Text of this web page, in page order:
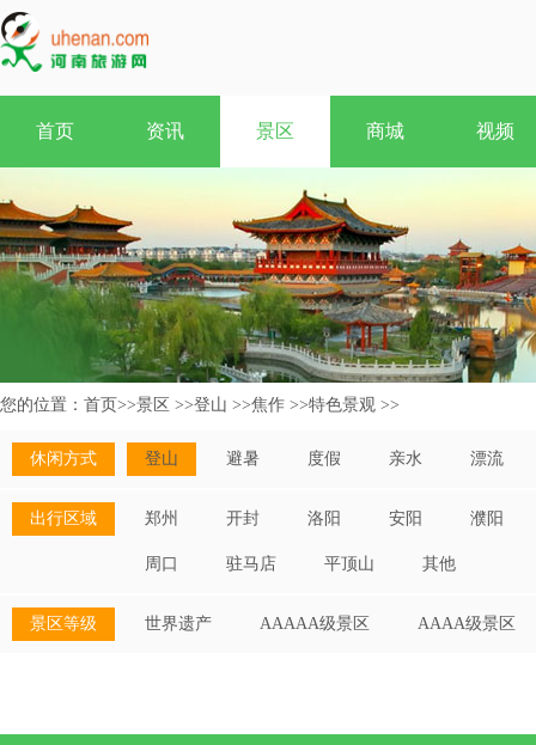
首页 资讯 景区 商城 视频
您的位置： 首页>>景区 >>登山 >>焦作 >>特色景观 >>
休闲方式 登山 避暑 度假 亲水 漂流
出行区域 郑州 开封 洛阳 安阳 濮阳
周口 驻马店 平顶山 其他
景区等级 世界遗产 AAAAA级景区 AAAA级景区